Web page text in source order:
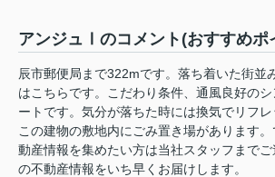
アンジュⅠのコメント(おすすめポ
辰市郵便局まで322mです。落ち着いた街並
はこちらです。こだわり条件、通風良好の
ートです。気分が落ちた時には換気でリフレ
この建物の敷地内にごみ置き場があります
動産情報を集めたい方は当社スタッフまで
の不動産情報をいち早くお届けします。